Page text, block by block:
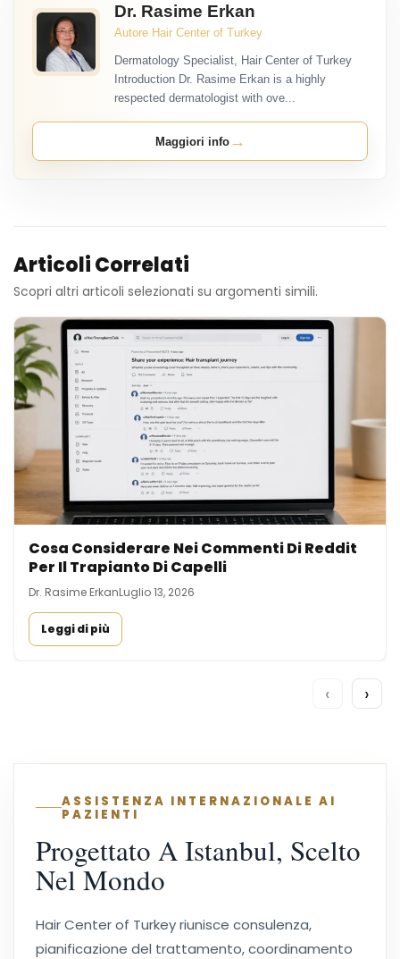
Dr. Rasime Erkan
Autore Hair Center of Turkey
Dermatology Specialist, Hair Center of Turkey
Introduction Dr. Rasime Erkan is a highly
respected dermatologist with ove...
Maggiori info→
Articoli Correlati
Scopri altri articoli selezionati su argomenti simili.
Cosa Considerare Nei Commenti Di Reddit
Per Il Trapianto Di Capelli
Dr. Rasime ErkanLuglio 13, 2026
Leggi di più
‹ ›
ASSISTENZA INTERNAZIONALE AI
PAZIENTI
Progettato A Istanbul, Scelto
Nel Mondo
Hair Center of Turkey riunisce consulenza,
pianificazione del trattamento, coordinamento